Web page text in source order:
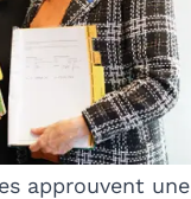
approuvent une